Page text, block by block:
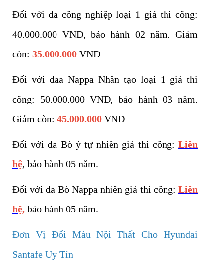
Đối với da công nghiệp loại 1 giá thi công:
40.000.000 VND, bảo hành 02 năm. Giảm
còn: 35.000.000 VND
Đối với daa Nappa Nhân tạo loại 1 giá thi
công: 50.000.000 VND, bảo hành 03 năm.
Giảm còn: 45.000.000 VND
Đối với da Bò ý tự nhiên giá thi công: Liên
hệ, bảo hành 05 năm.
Đối với da Bò Nappa nhiên giá thi công: Liên
hệ, bảo hành 05 năm.
Đơn Vị Đổi Màu Nội Thất Cho Hyundai
Santafe Uy Tín